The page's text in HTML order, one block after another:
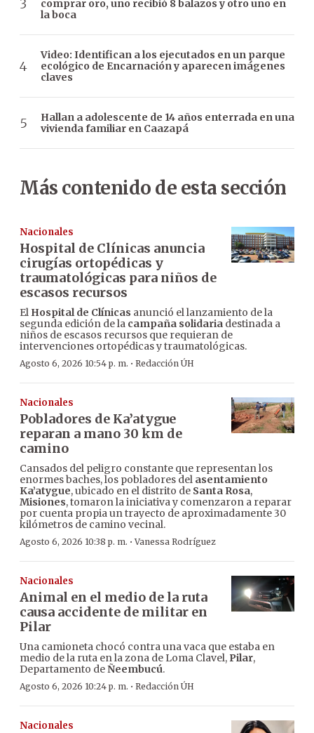
comprar oro, uno recibió 8 balazos y otro uno en
la boca
Video: Identifican a los ejecutados en un parque
ecológico de Encarnación y aparecen imágenes
claves
Hallan a adolescente de 14 años enterrada en una
vivienda familiar en Caazapá
Más contenido de esta sección
Nacionales
Hospital de Clínicas anuncia
cirugías ortopédicas y
traumatológicas para niños de
escasos recursos
El Hospital de Clínicas anunció el lanzamiento de la
segunda edición de la campaña solidaria destinada a
niños de escasos recursos que requieran de
intervenciones ortopédicas y traumatológicas.
Agosto 6, 2026 10:54 p. m. · Redacción ÚH
Nacionales
Pobladores de Ka’atygue
reparan a mano 30 km de
camino
Cansados del peligro constante que representan los
enormes baches, los pobladores del asentamiento
Ka’atygue, ubicado en el distrito de Santa Rosa,
Misiones, tomaron la iniciativa y comenzaron a reparar
por cuenta propia un trayecto de aproximadamente 30
kilómetros de camino vecinal.
Agosto 6, 2026 10:38 p. m. ·Vanessa Rodríguez
Nacionales
Animal en el medio de la ruta
causa accidente de militar en
Pilar
Una camioneta chocó contra una vaca que estaba en
medio de la ruta en la zona de Loma Clavel, Pilar,
Departamento deÑeembucú.
Agosto 6, 2026 10:24 p. m. · Redacción ÚH
Nacionales